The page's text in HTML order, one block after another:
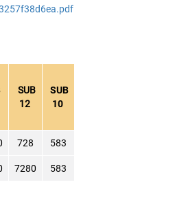
SUB
12
SUB
10
728 583
7280 583